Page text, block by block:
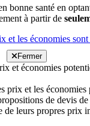
bonne santé en
à partir de
et les économies sont
Fermer
et économies
prix et les économies
de devis
de leurs propres prix